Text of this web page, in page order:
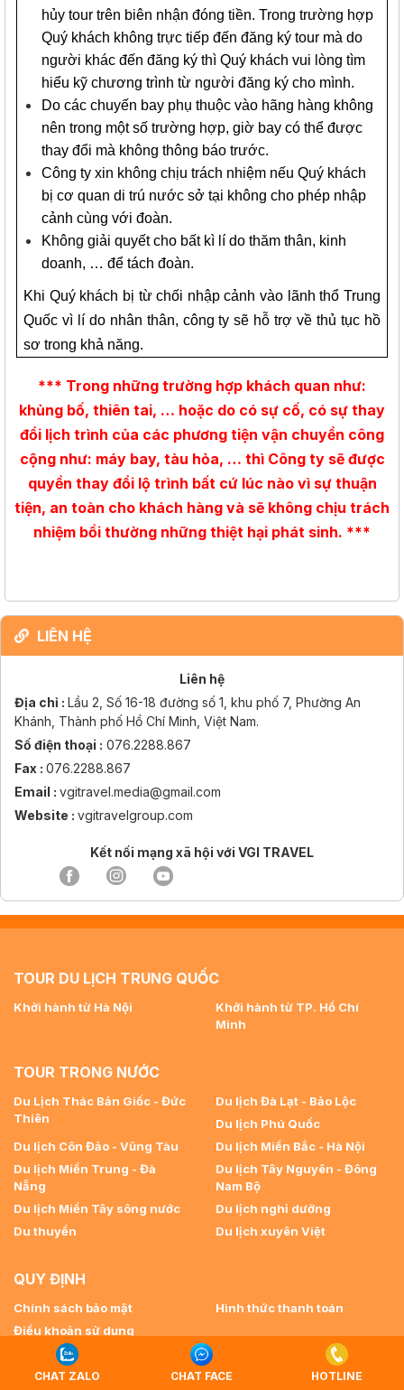
hủy tour trên biên nhận đóng tiền. Trong trường hợp
Quý khách không trực tiếp đến đăng ký tour mà do
người khác đến đăng ký thì Quý khách vui lòng tìm
hiểu kỹ chương trình từ người đăng ký cho mình.
Do các chuyến bay phụ thuộc vào hãng hàng không
nên trong một số trường hợp, giờ bay có thể được
thay đổi mà không thông báo trước.
Công ty xin không chịu trách nhiệm nếu Quý khách
bị cơ quan di trú nước sở tại không cho phép nhập
cảnh cùng với đoàn.
Không giải quyết cho bất kì lí do thăm thân, kinh
doanh, … để tách đoàn.
Khi Quý khách bị từ chối nhập cảnh vào lãnh thổ Trung
Quốc vì lí do nhân thân, công ty sẽ hỗ trợ về thủ tục hồ
sơ trong khả năng.
*** Trong những trường hợp khách quan như:
khủng bố, thiên tai, … hoặc do có sự cố, có sự thay
đổi lịch trình của các phương tiện vận chuyển công
cộng như: máy bay, tàu hỏa, … thì Công ty sẽ được
quyền thay đổi lộ trình bất cứ lúc nào vì sự thuận
tiện, an toàn cho khách hàng và sẽ không chịu trách
nhiệm bồi thường những thiệt hại phát sinh. ***
LIÊN HỆ
Liên hệ
Địa chỉ : Lầu 2, Số 16-18 đường số 1, khu phố 7, Phường An
Khánh, Thành phố Hồ Chí Minh, Việt Nam.
Số điện thoại : 076.2288.867
Fax : 076.2288.867
Email : vgitravel.media@gmail.com
Website : vgitravelgroup.com
Kết nối mạng xã hội với VGI TRAVEL
TOUR DU LỊCH TRUNG QUỐC
Khởi hành từ Hà Nội
Khởi hành từ TP. Hồ Chí
Minh
TOUR TRONG NƯỚC
Du Lịch Thác Bản Giốc - Đức
Thiên
Du lịch Đà Lạt - Bảo Lộc
Du lịch Phú Quốc
Du lịch Côn Đảo - Vũng Tàu
Du lịch Miền Bắc - Hà Nội
Du lịch Miền Trung - Đà
Nẵng
Du lịch Tây Nguyên - Đông
Nam Bộ
Du lịch Miền Tây sông nước
Du lịch nghỉ dưỡng
Du thuyền
Du lịch xuyên Việt
QUY ĐỊNH
Chính sách bảo mật
Hình thức thanh toán
Điều khoản sử dụng
CHAT ZALO CHAT FACE HOTLINE